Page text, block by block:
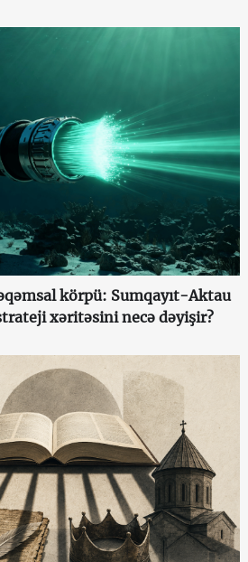
körpü: Sumqayıt-Aktau
xəritəsini necə dəyişir?